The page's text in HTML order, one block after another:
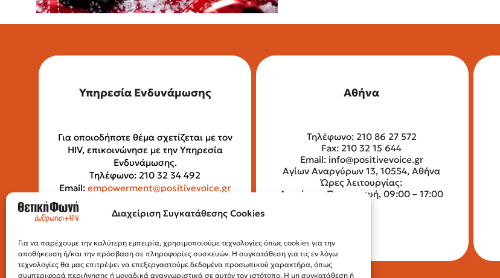
Διαχείριση Συγκατάθεσης Cookies
Για να παρέχουμε την καλύτερη εμπειρία, χρησιμοποιούμε τεχνολογίες όπως cookies για την
αποθήκευση ή/και την πρόσβαση σε πληροφορίες συσκευών. Η συγκατάθεση για τις εν λόγω
τεχνολογίες θα μας επιτρέψει να επεξεργαστούμε δεδομένα προσωπικού χαρακτήρα, όπως
συμπεριφορά περιήγησης ή μοναδικά αναγνωριστικά σε αυτόν τον ιστότοπο. Η μη συγκατάθεση ή
Υπηρεσία Ενδυνάμωσης
Για οποιοδήποτε θέμα σχετίζεται με τον
HIV, επικοινώνησε με την Υπηρεσία
Ενδυνάμωσης.
Τηλέφωνο: 210 32 34 492
Email: empowerment@positivevoice.gr
Πιττάκη 4 (ισόγειο), 10554, Αθήνα
Ώρες λειτουργίας: Δευτέρα –
Αθήνα
Τηλέφωνο: 210 86 27 572
Fax: 210 32 15 644
Email: info@positivevoice.gr
Αγίων Αναργύρων 13, 10554, Αθήνα
Ώρες λειτουργίας:
Δευτέρα – Παρασκευή, 09:00 – 17:00